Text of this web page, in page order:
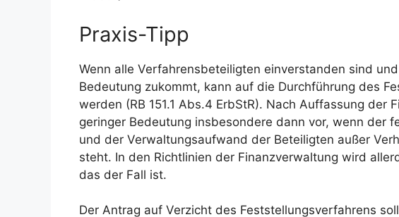
Praxis-Tipp
Wenn alle Verfahrensbeteiligten einverstanden sind
Bedeutung zukommt, kann auf die Durchführung des
werden (RB 151.1 Abs.4 ErbStR). Nach Auffassung der
geringer Bedeutung insbesondere dann vor, wenn der
und der Verwaltungsaufwand der Beteiligten außer
steht. In den Richtlinien der Finanzverwaltung wird
das der Fall ist.
Der Antrag auf Verzicht des Feststellungsverfahrens